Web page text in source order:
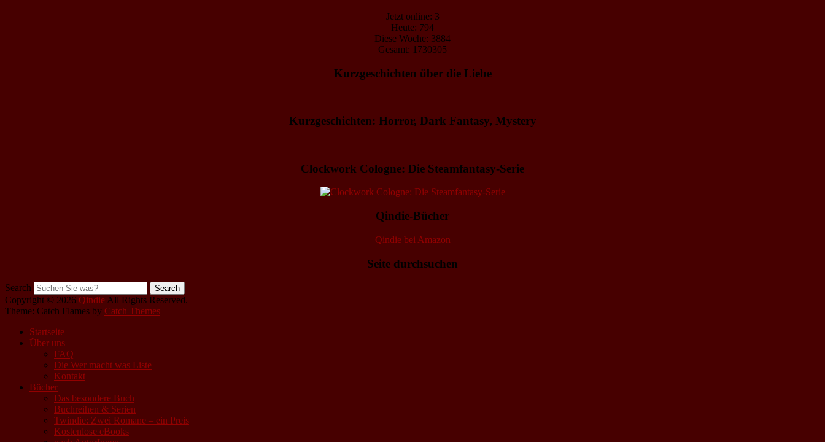
Jetzt online: 3
Heute: 794
Diese Woche: 3884
Gesamt: 1730305
Kurzgeschichten über die Liebe
Kurzgeschichten: Horror, Dark Fantasy, Mystery
Clockwork Cologne: Die Steamfantasy-Serie
Qindie-Bücher
Qindie bei Amazon
Seite durchsuchen
Search
Copyright © 2026 Qindie All Rights Reserved.
Theme: Catch Flames by Catch Themes
Startseite
Über uns
FAQ
Die Wer macht was Liste
Kontakt
Bücher
Das besondere Buch
Buchreihen & Serien
Twindie: Zwei Romane – ein Preis
Kostenlose eBooks